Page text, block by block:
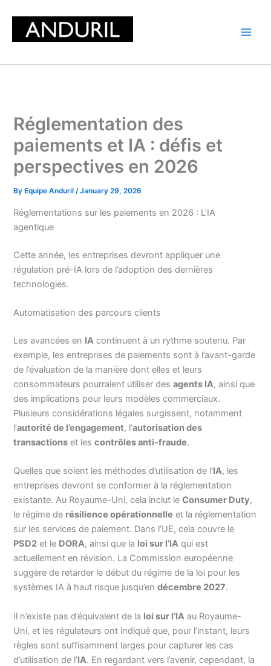
content
Réglementation des
paiements et IA : défis et
perspectives en 2026
By Equipe Anduril/January 29, 2026
Réglementations sur les paiements en 2026 : L’IA
agentique
Cette année, les entreprises devront appliquer une
régulation pré-IA lors de l’adoption des dernières
technologies.
Automatisation des parcours clients
Les avancées en IA continuent à un rythme soutenu. Par
exemple, les entreprises de paiements sont à l’avant-garde
de l’évaluation de la manière dont elles et leurs
consommateurs pourraient utiliser desagents IA, ainsi que
des implications pour leurs modèles commerciaux.
Plusieurs considérations légales surgissent, notamment
l’autorité de l’engagement, l’autorisation des
transactions et lescontrôles anti-fraude.
Quelles que soient les méthodes d’utilisation de l’IA, les
entreprises devront se conformer à la réglementation
existante. Au Royaume-Uni, cela inclut leConsumer Duty,
le régime de résilience opérationnelle et la réglementation
sur les services de paiement. Dans l’UE, cela couvre le
PSD2 et le DORA, ainsi que la loi sur l’IA qui est
actuellement en révision. La Commission européenne
suggère de retarder le début du régime de la loi pour les
systèmes IA à haut risque jusqu’endécembre 2027.
Il n’existe pas d’équivalent de la loi sur l’IA au Royaume-
Uni, et les régulateurs ont indiqué que, pour l’instant, leurs
règles sont suffisamment larges pour capturer les cas
d’utilisation de l’IA. En regardant vers l’avenir, cependant, la